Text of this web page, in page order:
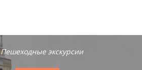
Пешеходные экскурсии